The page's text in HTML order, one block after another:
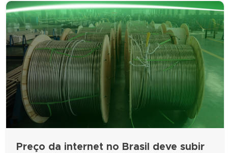
Preço da internet no Brasil deve subir